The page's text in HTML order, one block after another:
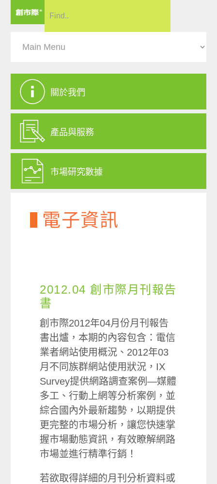
關於我們
產品與服務
市場研究數據
電子資訊
2012.04 創市際月刊報告
書
創市際2012年04月份月刊報告
書出爐，本期的內容包含：電信
業者網站使用概況、2012年03
月不同族群網站使用狀況，IX
Survey提供網路調查案例—媒體
多工、行動上網等分析案例，並
綜合國內外最新趨勢，以期提供
更完整的市場分析，讓您快速掌
握市場動態資訊，有效瞭解網路
市場並進行精準行銷！
若欲取得詳細的月刊分析資料或